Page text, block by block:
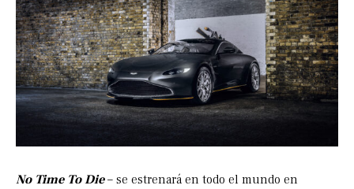
No Time To Die– se estrenará en todo el mundo en